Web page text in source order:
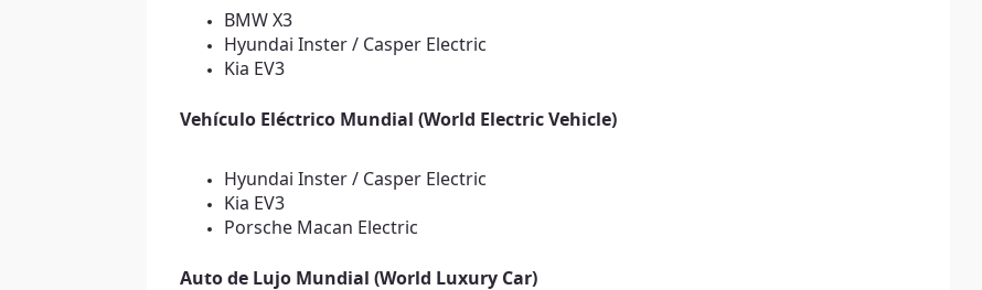
BMW X3
Hyundai Inster / Casper Electric
Kia EV3
Vehículo Eléctrico Mundial (World Electric Vehicle)
Hyundai Inster / Casper Electric
Kia EV3
Porsche Macan Electric
Auto de Lujo Mundial (World Luxury Car)